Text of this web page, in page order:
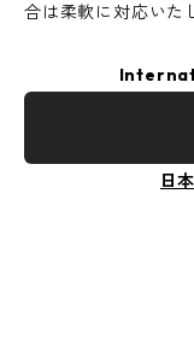
合は柔軟に対応いた
日